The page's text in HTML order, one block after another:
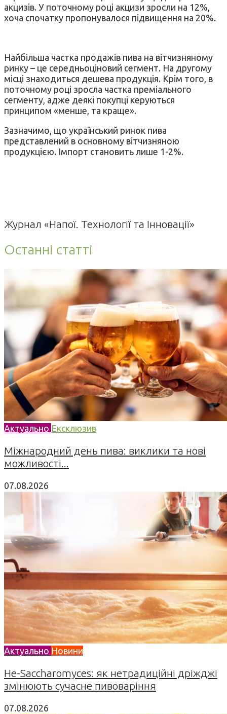
акцизів. У поточному році акцизи зросли на 12%,
хоча спочатку пропонувалося підвищення на 20%.
Найбільша частка продажів пива на вітчизняному
ринку – це середньоціновий сегмент. На другому
місці знаходиться дешева продукція. Крім того, в
поточному році зросла частка преміального
сегменту, адже деякі покупці керуються
принципом «менше, та краще».
Зазначимо, що український ринок пива
представлений в основному вітчизняною
продукцією. Імпорт становить лише 1-2%.
Журнал «Напої. Технології та Інновації»
Останні статті
Актуально Ексклюзив
Міжнародний день пива: виклики та нові
можливості...
07.08.2026
Актуально Новини
Не-Saccharomyces: як нетрадиційні дріжджі
змінюють сучасне пивоваріння
07.08.2026